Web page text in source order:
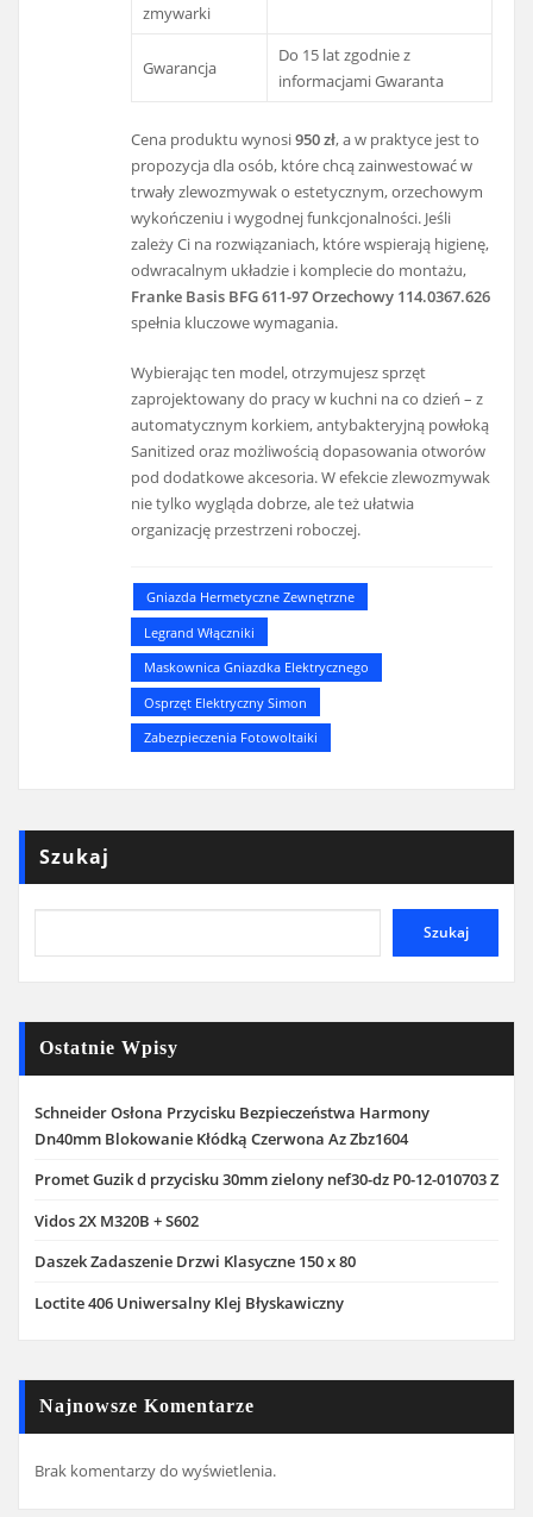
zmywarki
Gwarancja
Do 15 lat zgodnie z
informacjami Gwaranta
Cena produktu wynosi950 zł, a w praktyce jest to
propozycja dla osób, które chcą zainwestować w
trwały zlewozmywak o estetycznym, orzechowym
wykończeniu i wygodnej funkcjonalności. Jeśli
zależy Ci na rozwiązaniach, które wspierają higienę,
odwracalnym układzie i komplecie do montażu,
Franke Basis BFG 611-97 Orzechowy 114.0367.626
spełnia kluczowe wymagania.
Wybierając ten model, otrzymujesz sprzęt
zaprojektowany do pracy w kuchni na co dzień – z
automatycznym korkiem, antybakteryjną powłoką
Sanitized oraz możliwością dopasowania otworów
pod dodatkowe akcesoria. W efekcie zlewozmywak
nie tylko wygląda dobrze, ale też ułatwia
organizację przestrzeni roboczej.
Gniazda Hermetyczne Zewnętrzne
Legrand Włączniki
Maskownica Gniazdka Elektrycznego
Osprzęt Elektryczny Simon
Zabezpieczenia Fotowoltaiki
Szukaj
Szukaj
Ostatnie Wpisy
Schneider Osłona Przycisku Bezpieczeństwa Harmony
Dn40mm Blokowanie Kłódką Czerwona Az Zbz1604
Promet Guzik d przycisku 30mm zielony nef30-dz P0-12-010703 Z
Vidos 2X M320B + S602
Daszek Zadaszenie Drzwi Klasyczne 150 x 80
Loctite 406 Uniwersalny Klej Błyskawiczny
Najnowsze Komentarze
Brak komentarzy do wyświetlenia.